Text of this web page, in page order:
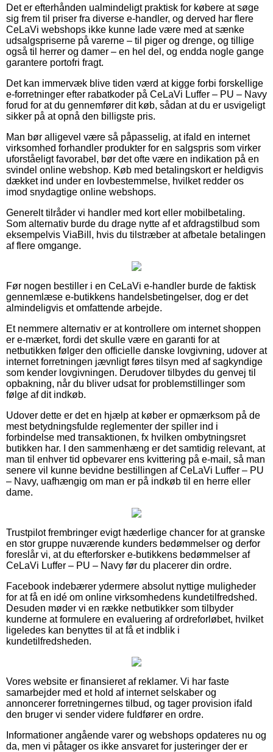
Det er efterhånden ualmindeligt praktisk for købere at søge
sig frem til priser fra diverse e-handler, og derved har flere
CeLaVi webshops ikke kunne lade være med at sænke
udsalgspriserne på varerne – til piger og drenge, og tillige
også til herrer og damer – en hel del, og endda nogle gange
garantere portofri fragt.
Det kan immervæk blive tiden værd at kigge forbi forskellige
e-forretninger efter rabatkoder på CeLaVi Luffer – PU – Navy
forud for at du gennemfører dit køb, sådan at du er usvigeligt
sikker på at opnå den billigste pris.
Man bør alligevel være så påpasselig, at ifald en internet
virksomhed forhandler produkter for en salgspris som virker
uforståeligt favorabel, bør det ofte være en indikation på en
svindel online webshop. Køb med betalingskort er heldigvis
dækket ind under en lovbestemmelse, hvilket redder os
imod snydagtige online webshops.
Generelt tilråder vi handler med kort eller mobilbetaling.
Som alternativ burde du drage nytte af et afdragstilbud som
eksempelvis ViaBill, hvis du tilstræber at afbetale betalingen
af flere omgange.
Før nogen bestiller i en CeLaVi e-handler burde de faktisk
gennemlæse e-butikkens handelsbetingelser, dog er det
almindeligvis et omfattende arbejde.
Et nemmere alternativ er at kontrollere om internet shoppen
er e-mærket, fordi det skulle være en garanti for at
netbutikken følger den officielle danske lovgivning, udover at
internet forretningen jævnligt føres tilsyn med af sagkyndige
som kender lovgivningen. Derudover tilbydes du genvej til
opbakning, når du bliver udsat for problemstillinger som
følge af dit indkøb.
Udover dette er det en hjælp at køber er opmærksom på de
mest betydningsfulde reglementer der spiller ind i
forbindelse med transaktionen, fx hvilken ombytningsret
butikken har. I den sammenhæng er det samtidig relevant, at
man til enhver tid opbevarer ens kvittering på e-mail, så man
senere vil kunne bevidne bestillingen af CeLaVi Luffer – PU
– Navy, uafhængig om man er på indkøb til en herre eller
dame.
Trustpilot frembringer evigt hæderlige chancer for at granske
en stor gruppe nuværende kunders bedømmelser og derfor
foreslår vi, at du efterforsker e-butikkens bedømmelser af
CeLaVi Luffer – PU – Navy før du placerer din ordre.
Facebook indebærer ydermere absolut nyttige muligheder
for at få en idé om online virksomhedens kundetilfredshed.
Desuden møder vi en række netbutikker som tilbyder
kunderne at formulere en evaluering af ordreforløbet, hvilket
ligeledes kan benyttes til at få et indblik i
kundetilfredsheden.
Vores website er finansieret af reklamer. Vi har faste
samarbejder med et hold af internet selskaber og
annoncerer forretningernes tilbud, og tager provision ifald
den bruger vi sender videre fuldfører en ordre.
Informationer angående varer og webshops opdateres nu og
da, men vi påtager os ikke ansvaret for justeringer der er